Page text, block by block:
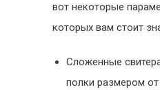
вот некоторые
которых вам стоит
Сложенные
полки размером